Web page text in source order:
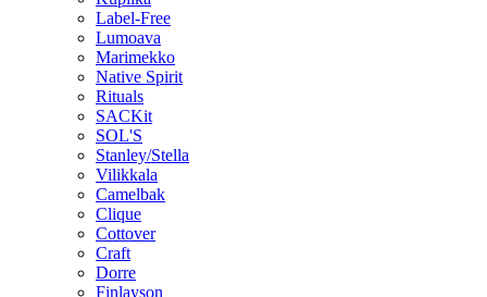
Label-Free
Lumoava
Marimekko
Native Spirit
Rituals
SACKit
SOL'S
Stanley/Stella
Vilikkala
Camelbak
Clique
Cottover
Craft
Dorre
Finlayson